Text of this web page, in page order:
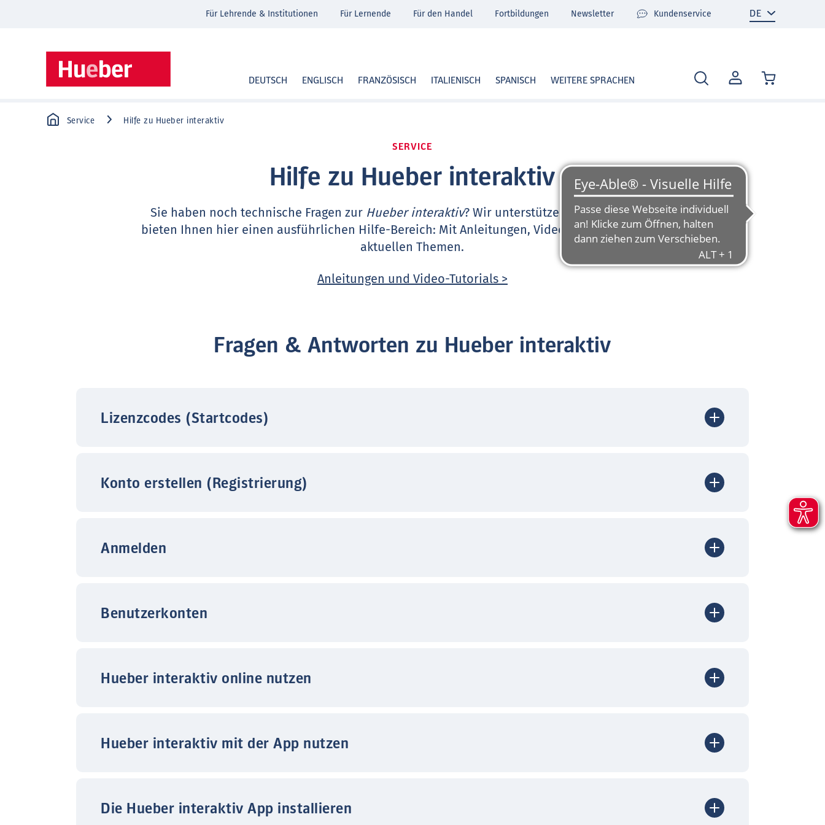
MEIN
KONTO
DEUTSCH ENGLISCH FRANZÖSISCH ITALIENISCH SPANISCH WEITERE SPRACHEN
Für Lehrende & Institutionen Für Lernende Für den Handel Fortbildungen Newsletter Kundenservice
Service Hilfe zu Hueber interaktiv
SERVICE
Hilfe zu Hueber interaktiv
Sie haben noch technische Fragen zur Hueber interaktiv? Wir unterstützen Sie sehr gerne und
bieten Ihnen hier einen ausführlichen Hilfe-Bereich: Mit Anleitungen, Video-Tutorials und FAQ zu
aktuellen Themen.
Anleitungen und Video-Tutorials >
Fragen & Antworten zu Hueber interaktiv
Lizenzcodes (Startcodes)
Konto erstellen (Registrierung)
Anmelden
Benutzerkonten
Hueber interaktiv online nutzen
Hueber interaktiv mit der App nutzen
Die Hueber interaktiv App installieren